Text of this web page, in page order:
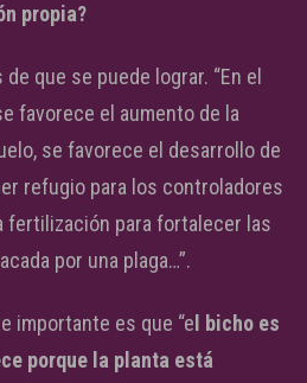
propia?
que se puede lograr. “En el
favorece el aumento de la
se favorece el desarrollo de
refugio para los controladores
fertilización para fortalecer las
por una plaga…”.
importante es que “e l bicho es
porque la planta está